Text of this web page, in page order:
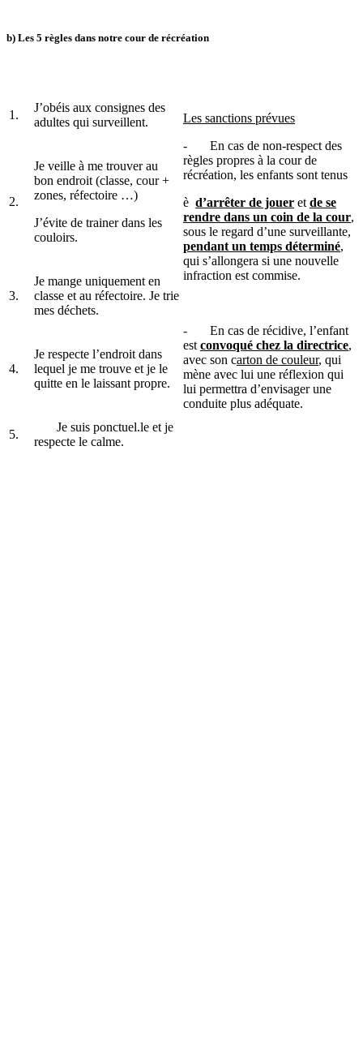
b) Les 5 règles dans notre cour de récréation
1.
J’obéis aux consignes des
adultes qui surveillent.
Les sanctions prévues
- En cas de non-respect des
règles propres à la cour de
récréation, les enfants sont tenus
è d’arrêter de jouer et de se
rendre dans un coin de la cour,
sous le regard d’une surveillante,
pendant un temps déterminé,
qui s’allongera si une nouvelle
infraction est commise.
- En cas de récidive, l’enfant
est convoqué chez la directrice,
avec son carton de couleur, qui
mène avec lui une réflexion qui
lui permettra d’envisager une
conduite plus adéquate.
2.
Je veille à me trouver au
bon endroit (classe, cour +
zones, réfectoire …)
J’évite de trainer dans les
couloirs.
3.
Je mange uniquement en
classe et au réfectoire. Je trie
mes déchets.
4.
Je respecte l’endroit dans
lequel je me trouve et je le
quitte en le laissant propre.
5.
Je suis ponctuel.le et je
respecte le calme.